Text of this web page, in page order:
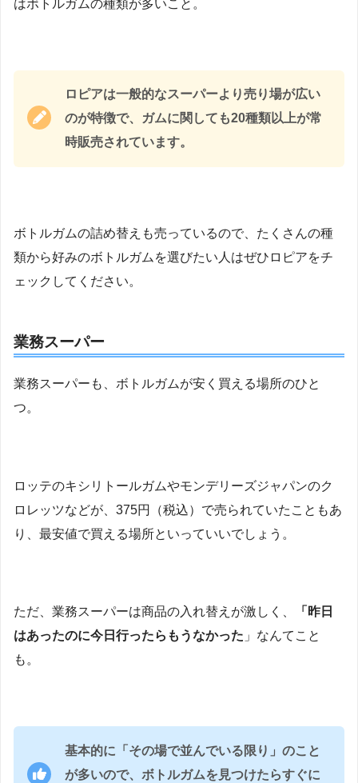
はボトルガムの種類が多いこと。
ロピアは一般的なスーパーより売り場が広い
のが特徴で、ガムに関しても20種類以上が常
時販売されています。
ボトルガムの詰め替えも売っているので、たくさんの種
類から好みのボトルガムを選びたい人はぜひロピアをチ
ェックしてください。
業務スーパー
業務スーパーも、ボトルガムが安く買える場所のひと
つ。
ロッテのキシリトールガムやモンデリーズジャパンのク
ロレッツなどが、375円（税込）で売られていたこともあ
り、最安値で買える場所といっていいでしょう。
ただ、業務スーパーは商品の入れ替えが激しく、
「昨日
はあったのに今日行ったらもうなかった 」なんてこと
も。
基本的に「その場で並んでいる限り」のこと
が多いので、ボトルガムを見つけたらすぐに